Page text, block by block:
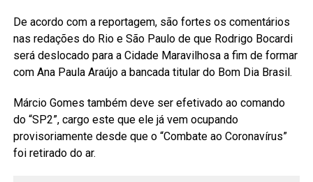
De acordo com a reportagem, são fortes os comentários
nas redações do Rio e São Paulo de que Rodrigo Bocardi
será deslocado para a Cidade Maravilhosa a fim de formar
com Ana Paula Araújo a bancada titular do Bom Dia Brasil.
Márcio Gomes também deve ser efetivado ao comando
do “SP2”, cargo este que ele já vem ocupando
provisoriamente desde que o “Combate ao Coronavírus”
foi retirado do ar.